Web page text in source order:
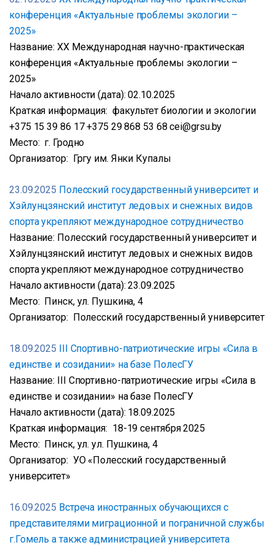
конференция «Актуальные проблемы экологии –
2025»
Название: XX Международная научно-практическая
конференция «Актуальные проблемы экологии –
2025»
Начало активности (дата): 02.10.2025
Краткая информация: факультет биологии и экологии
+375 15 39 86 17 +375 29 868 53 68 cei@grsu.by
Место: г. Гродно
Организатор: Гргу им. Янки Купалы
23.09.2025 Полесский государственный университет и
Хэйлунцзянский институт ледовых и снежных видов
спорта укрепляют международное сотрудничество
Название: Полесский государственный университет и
Хэйлунцзянский институт ледовых и снежных видов
спорта укрепляют международное сотрудничество
Начало активности (дата): 23.09.2025
Место: Пинск, ул. Пушкина, 4
Организатор: Полесский государственный университет
18.09.2025 III Спортивно-патриотические игры «Сила в
единстве и созидании» на базе ПолесГУ
Название: III Спортивно-патриотические игры «Сила в
единстве и созидании» на базе ПолесГУ
Начало активности (дата): 18.09.2025
Краткая информация: 18-19 сентября 2025
Место: Пинск, ул. ул. Пушкина, 4
Организатор: УО «Полесский государственный
университет»
16.09.2025 Встреча иностранных обучающихся с
представителями миграционной и пограничной службы
г.Гомель а также администрацией университета